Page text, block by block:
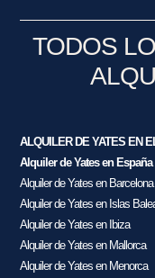
TODOS
ALQUILER DE YATES EN
Alquiler de Yates en España
Alquiler de Yates en Barcelona
Alquiler de Yates en Islas
Alquiler de Yates en Ibiza
Alquiler de Yates en Mallorca
Alquiler de Yates en Menorca